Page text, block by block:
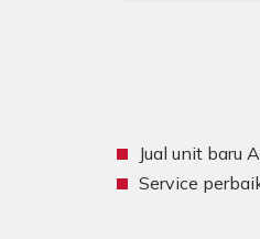
Jual unit baru
Service